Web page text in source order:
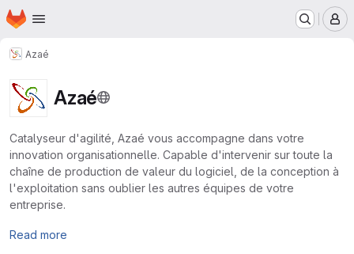
Skip to main content
Homepage
Azaé
Azaé
Catalyseur d'agilité, Azaé vous accompagne dans votre
innovation organisationnelle. Capable d'intervenir sur toute la
chaîne de production de valeur du logiciel, de la conception à
l'exploitation sans oublier les autres équipes de votre
entreprise.
Read more